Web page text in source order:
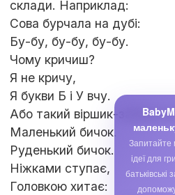
Запитайте
ідеї для
склади. Наприклад:
Сова бурчала на дубі:
Бу-бу, бу-бу, бу-бу.
Чому кричиш?
Я не кричу,
Я букви Б і У вчу.
Або такий віршик-
Маленький бичок.
Руденький бичок.
Ніжками ступає,
Головкою хитає: